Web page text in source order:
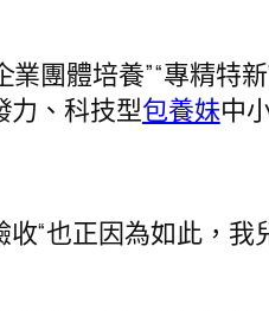
團體培養”“專精特
力、科技型包養妹中
“也正因為如此，